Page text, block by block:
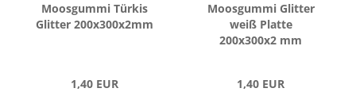
Moos­gum­mi Tür­kis
Glit­ter 200x300x2mm
1,40 EUR
Moos­gum­mi Glit­ter
weiß Plat­te
200x300x2 mm
1,40 EUR